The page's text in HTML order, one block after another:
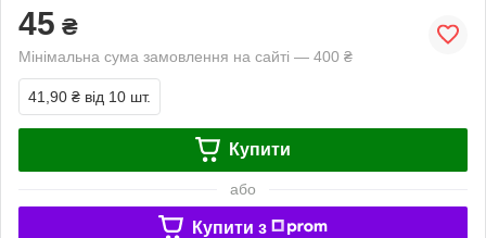
45 ₴
Мінімальна сума замовлення на сайті — 400 ₴
41,90 ₴ від 10 шт.
Купити
або
Купити з